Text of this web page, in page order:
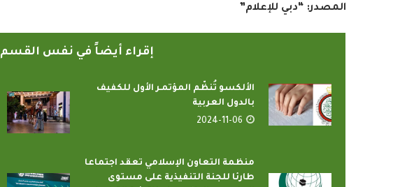
المصدر: “دبي للإعلام”
إقراء أيضاً في نفس القسم
الألكسو تُنظّم المؤتمـر الأول للكفيف
بالدول العربية
2024-11-06
منظمة التعاون الإسلامي تعقد اجتماعا
طارئا للجنة التنفيذية على مستوى